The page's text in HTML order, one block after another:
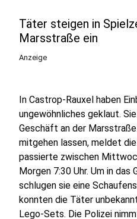
Täter steigen in
Marsstraße ein
Anzeige
In Castrop-Rauxel haben
ungewöhnliches geklaut.
Geschäft an der
mitgehen lassen, meldet
passierte zwischen
Morgen 7:30 Uhr. Um in
schlugen sie eine
konnten die Täter
Lego-Sets. Die Polizei